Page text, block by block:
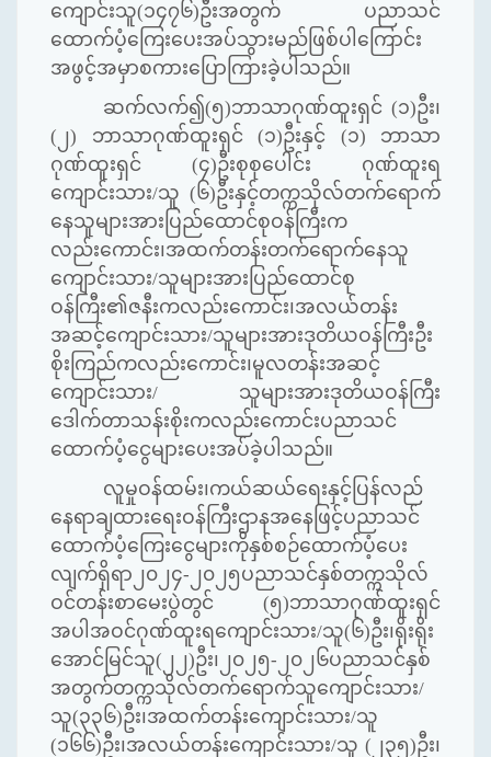
ကျောင်းသူ(၁၄၇၆)ဦးအတွက် ပညာသင်
ထောက်ပံ့ကြေးပေးအပ်သွားမည်ဖြစ်ပါကြောင်း
အဖွင့်အမှာစကားပြောကြားခဲ့ပါသည်။
ဆက်လက်၍(၅)ဘာသာဂုဏ်ထူးရှင် (၁)ဦး၊
(၂) ဘာသာဂုဏ်ထူးရှင် (၁)ဦးနှင့် (၁) ဘာသာ
ဂုဏ်ထူးရှင် (၄)ဦးစုစုပေါင်း ဂုဏ်ထူးရ
ကျောင်းသား/သူ (၆)ဦးနှင့်တက္ကသိုလ်တက်ရောက်
နေသူများအားပြည်ထောင်စုဝန်ကြီးက
လည်းကောင်း၊အထက်တန်းတက်ရောက်နေသူ
ကျောင်းသား/သူများအားပြည်ထောင်စု
ဝန်ကြီး၏ဇနီးကလည်းကောင်း၊အလယ်တန်း
အဆင့်ကျောင်းသား/သူများအားဒုတိယဝန်ကြီးဦး
စိုးကြည်ကလည်းကောင်း၊မူလတန်းအဆင့်
ကျောင်းသား/ သူများအားဒုတိယဝန်ကြီး
ဒေါက်တာသန်းစိုးကလည်းကောင်းပညာသင်
ထောက်ပံ့ငွေများပေးအပ်ခဲ့ပါသည်။
လူမှုဝန်ထမ်း၊ကယ်ဆယ်ရေးနှင့်ပြန်လည်
နေရာချထားရေးဝန်ကြီးဌာနအနေဖြင့်ပညာသင်
ထောက်ပံ့ကြေးငွေများကိုနှစ်စဉ်ထောက်ပံ့ပေး
လျက်ရှိရာ၂၀၂၄-၂၀၂၅ပညာသင်နှစ်တက္ကသိုလ်
ဝင်တန်းစာမေးပွဲတွင် (၅)ဘာသာဂုဏ်ထူးရှင်
အပါအဝင်ဂုဏ်ထူးရကျောင်းသား/သူ(၆)ဦး၊ရိုးရိုး
အောင်မြင်သူ(၂၂)ဦး၊၂၀၂၅-၂၀၂၆ပညာသင်နှစ်
အတွက်တက္ကသိုလ်တက်ရောက်သူကျောင်းသား/
သူ(၃၃၆)ဦး၊အထက်တန်းကျောင်းသား/သူ
(၁၆၆)ဦး၊အလယ်တန်းကျောင်းသား/သူ (၂၃၅)ဦး၊